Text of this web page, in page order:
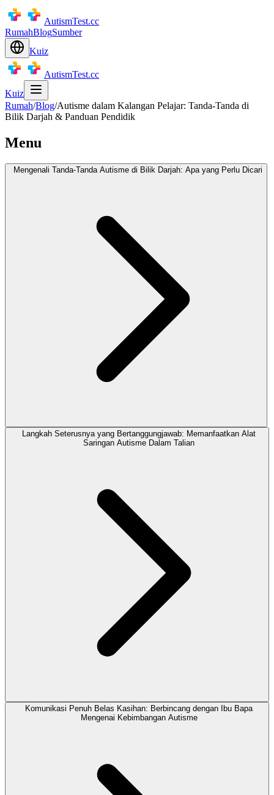
AutismTest.cc
RumahBlogSumber
Kuiz
AutismTest.cc
Kuiz
Rumah/Blog/Autisme dalam Kalangan Pelajar: Tanda-Tanda di
Bilik Darjah & Panduan Pendidik
Menu
Mengenali Tanda-Tanda Autisme di Bilik Darjah: Apa yang Perlu Dicari
Langkah Seterusnya yang Bertanggungjawab: Memanfaatkan Alat
Saringan Autisme Dalam Talian
Komunikasi Penuh Belas Kasihan: Berbincang dengan Ibu Bapa
Mengenai Kebimbangan Autisme